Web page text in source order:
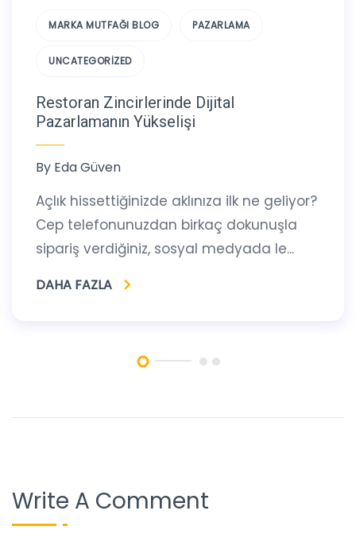
MARKA MUTFAĞI BLOG PAZARLAMA
UNCATEGORIZED
Restoran Zincirlerinde Dijital
Pazarlamanın Yükselişi
By Eda Güven
Açlık hissettiğinizde aklınıza ilk ne geliyor?
Cep telefonunuzdan birkaç dokunuşla
sipariş verdiğiniz, sosyal medyada le...
DAHA FAZLA
Write A Comment